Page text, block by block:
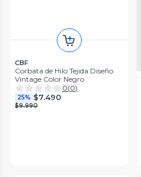
CBF
Corbata de Hilo Tejida Diseño
Vintage Color Negro
0(0)
25% $7.490
$9.990